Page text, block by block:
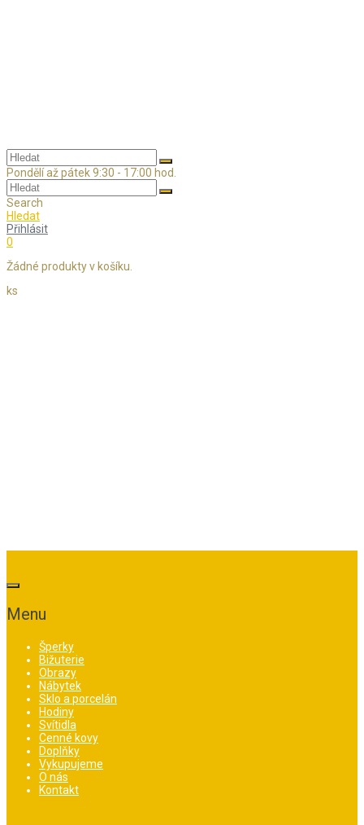
Pondělí až pátek 9:30 - 17:00 hod.
Search
Hledat
Přihlásit
0
Žádné produkty v košíku.
ks
Menu
Šperky
Bižuterie
Obrazy
Nábytek
Sklo a porcelán
Hodiny
Svítidla
Cenné kovy
Doplňky
Vykupujeme
O nás
Kontakt